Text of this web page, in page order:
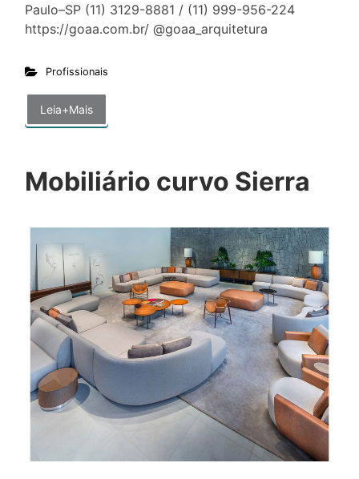
Paulo–SP (11) 3129-8881 / (11) 999-956-224
https://goaa.com.br/ @goaa_arquitetura
Profissionais
Leia+Mais
Mobiliário curvo Sierra